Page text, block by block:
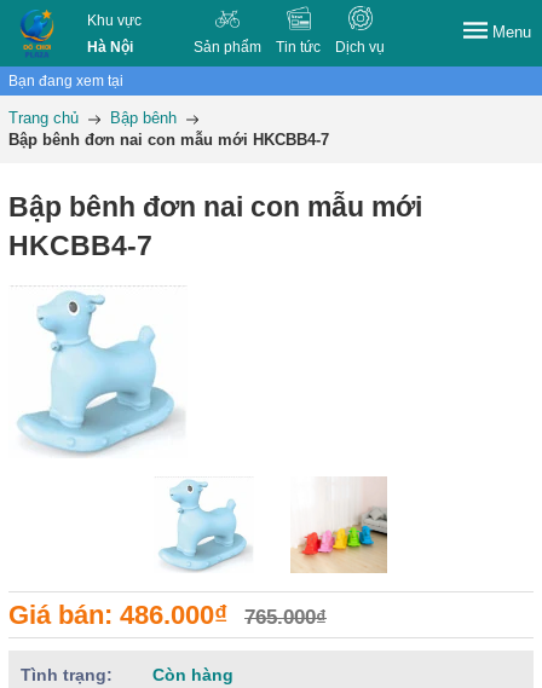
Khu vực
Hà Nội
Sản phẩm Tin tức Dịch vụ
Menu
Bạn đang xem tại
Trang chủ
Bập bênh
Bập bênh đơn nai con mẫu mới HKCBB4-7
Bập bênh đơn nai con mẫu mới
HKCBB4-7
Giá bán: 486.000₫ 765.000₫
Tình trạng:
Còn hàng